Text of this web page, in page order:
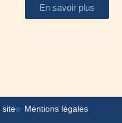
En savoir plus
site Mentions légales